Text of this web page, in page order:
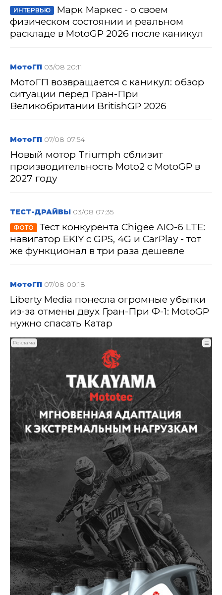
ИНТЕРВЬЮ
Марк Маркес - о своем
физическом состоянии и реальном
раскладе в MotoGP 2026 после каникул
МотоГП 03/08 20:11
МотоГП возвращается с каникул: обзор
ситуации перед Гран-При
Великобритании BritishGP 2026
МотоГП 07/08 07:54
Новый мотор Triumph сблизит
производительность Moto2 с MotoGP в
2027 году
ТЕСТ-ДРАЙВЫ 03/08 07:35
ФОТО
Тест конкурента Chigee AIO-6 LTE:
навигатор EKIY с GPS, 4G и CarPlay - тот
же функционал в три раза дешевле
МотоГП 07/08 00:18
Liberty Media понесла огромные убытки
из-за отмены двух Гран-При Ф-1: MotoGP
нужно спасать Катар
Реклама ☰